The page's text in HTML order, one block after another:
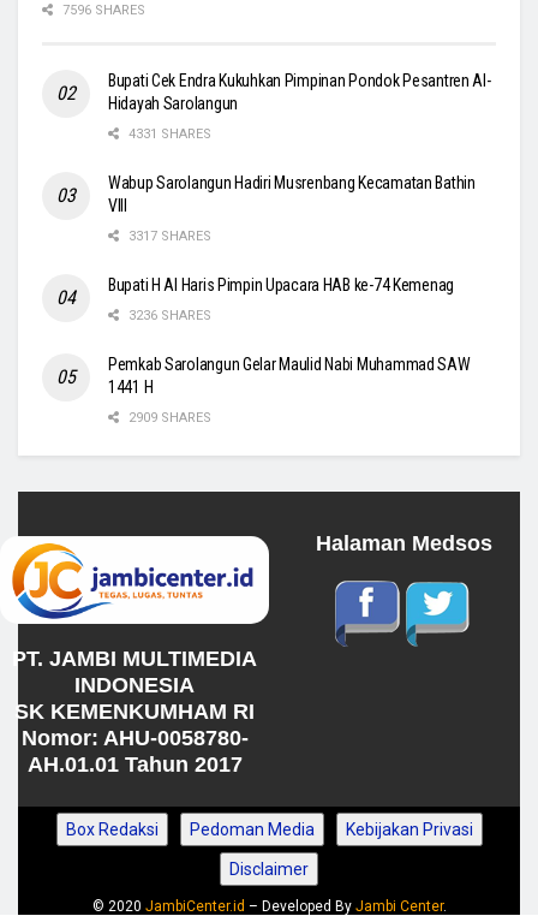
7596 SHARES
Bupati Cek Endra Kukuhkan Pimpinan Pondok Pesantren Al-
Hidayah Sarolangun
4331 SHARES
Wabup Sarolangun Hadiri Musrenbang Kecamatan Bathin
VIII
3317 SHARES
Bupati H Al Haris Pimpin Upacara HAB ke-74 Kemenag
3236 SHARES
Pemkab Sarolangun Gelar Maulid Nabi Muhammad SAW
1441 H
2909 SHARES
PT. JAMBI MULTIMEDIA
INDONESIA
SK KEMENKUMHAM RI
Nomor: AHU-0058780-
AH.01.01 Tahun 2017
Halaman Medsos
Box Redaksi Pedoman Media Kebijakan Privasi
Disclaimer
© 2020 JambiCenter.id – Developed By Jambi Center.